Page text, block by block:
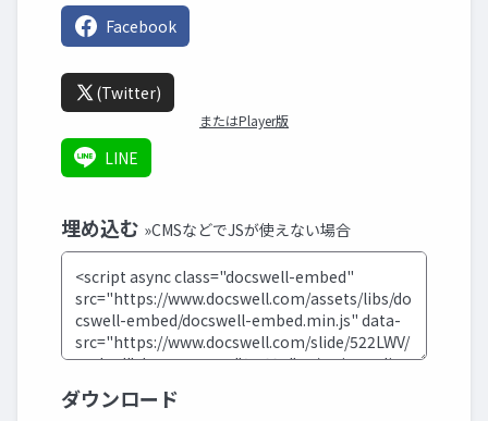
Facebook
(Twitter)
またはPlayer版
LINE
埋め込む »CMSなどでJSが使えない場合
ダウンロード